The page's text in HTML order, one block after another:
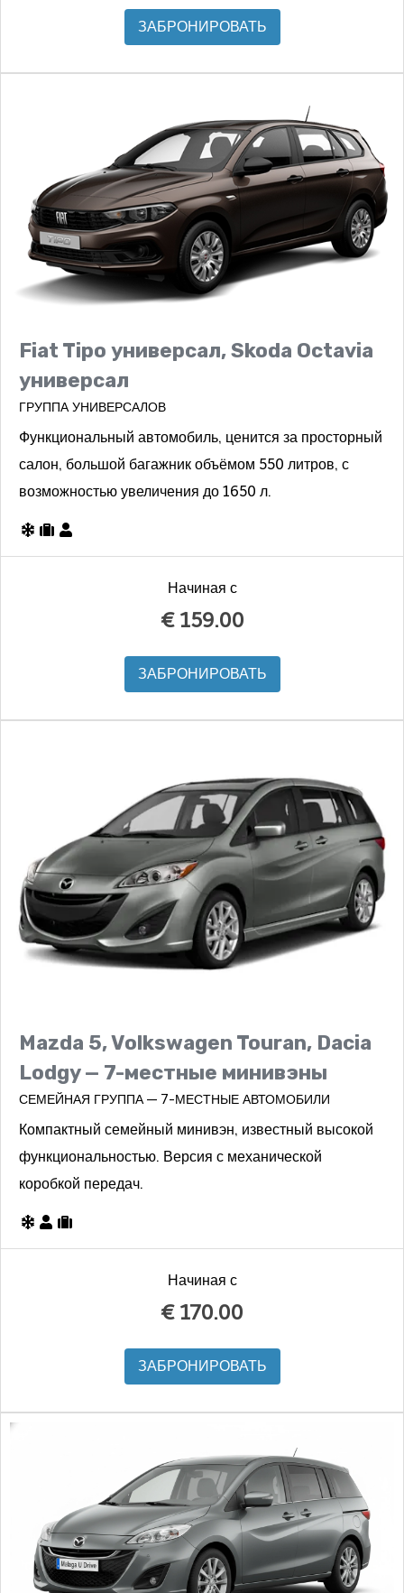
ЗАБРОНИРОВАТЬ
Fiat Tipo универсал, Skoda Octavia
универсал
ГРУППА УНИВЕРСАЛОВ
Функциональный автомобиль, ценится за просторный
салон, большой багажник объёмом 550 литров, с
возможностью увеличения до 1650 л.
Начиная с
€ 159.00
ЗАБРОНИРОВАТЬ
Mazda 5, Volkswagen Touran, Dacia
Lodgy — 7-местные минивэны
СЕМЕЙНАЯ ГРУППА — 7-МЕСТНЫЕ АВТОМОБИЛИ
Компактный семейный минивэн, известный высокой
функциональностью. Версия с механической
коробкой передач.
Начиная с
€ 170.00
ЗАБРОНИРОВАТЬ